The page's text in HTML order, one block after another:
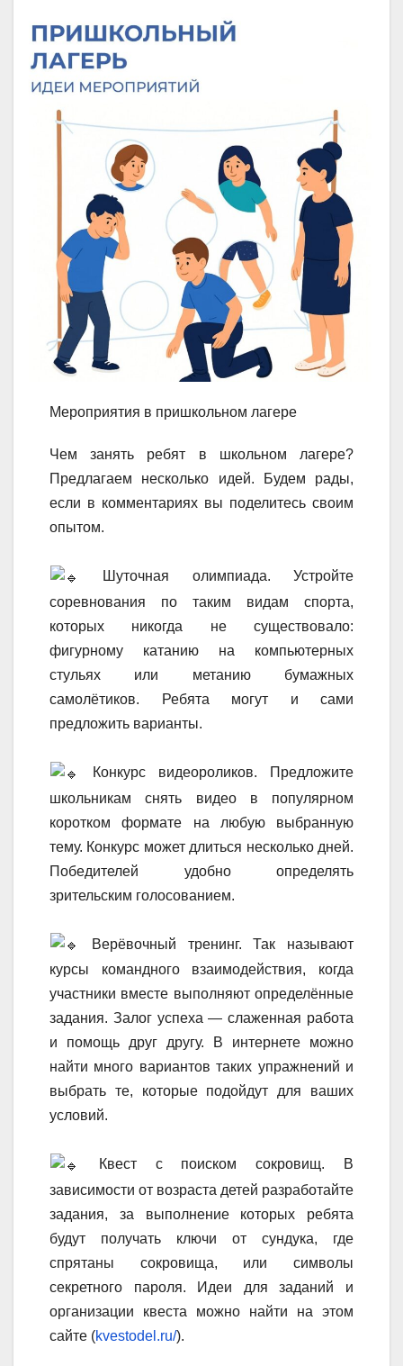
Мероприятия в пришкольном лагере
Чем занять ребят в школьном лагере?
Предлагаем несколько идей. Будем рады,
если в комментариях вы поделитесь своим
опытом.
Шуточная олимпиада. Устройте
соревнования по таким видам спорта,
которых никогда не существовало:
фигурному катанию на компьютерных
стульях или метанию бумажных
самолётиков. Ребята могут и сами
предложить варианты.
Конкурс видеороликов. Предложите
школьникам снять видео в популярном
коротком формате на любую выбранную
тему. Конкурс может длиться несколько дней.
Победителей удобно определять
зрительским голосованием.
Верёвочный тренинг. Так называют
курсы командного взаимодействия, когда
участники вместе выполняют определённые
задания. Залог успеха — слаженная работа
и помощь друг другу. В интернете можно
найти много вариантов таких упражнений и
выбрать те, которые подойдут для ваших
условий.
Квест с поиском сокровищ. В
зависимости от возраста детей разработайте
задания, за выполнение которых ребята
будут получать ключи от сундука, где
спрятаны сокровища, или символы
секретного пароля. Идеи для заданий и
организации квеста можно найти на этом
сайте (kvestodel.ru/).